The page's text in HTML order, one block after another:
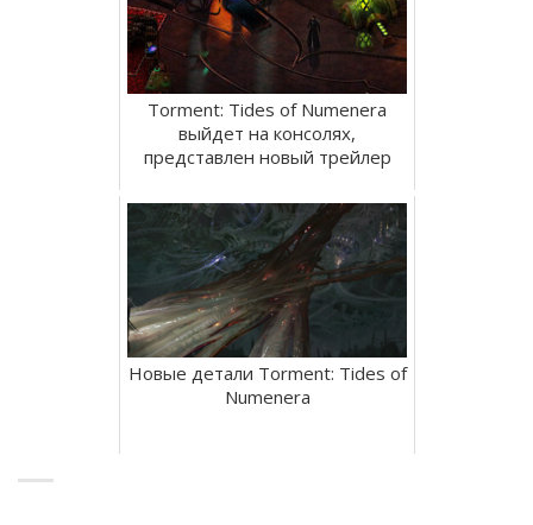
Torment: Tides of Numenera
выйдет на консолях,
представлен новый трейлер
Новые детали Torment: Tides of
Numenera